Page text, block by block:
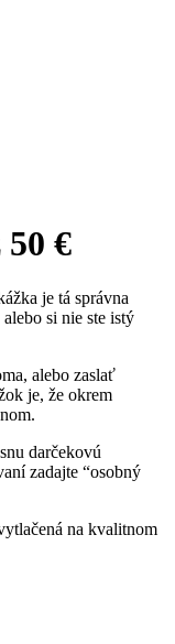
€
je tá správna
si nie ste istý
alebo zaslať
je, že okrem
darčekovú
zadajte “osobný
na kvalitnom